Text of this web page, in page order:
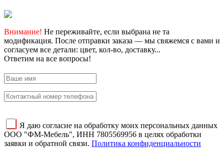
Внимание! Не переживайте, если выбрана не та
модификация. После отправки заказа — мы свяжемся с вами и
согласуем все детали: цвет, кол-во, доставку...
Ответим на все вопросы!
Я даю согласие на обработку моих персональных данных
ООО "ФМ-Мебель", ИНН 7805569956 в целях обработки
заявки и обратной связи. Политика конфиденциальности